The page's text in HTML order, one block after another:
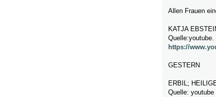
Allen Frauen
KATJA
Quelle:youtube.
https://
GESTERN
ERBIL;
Quelle: youtube